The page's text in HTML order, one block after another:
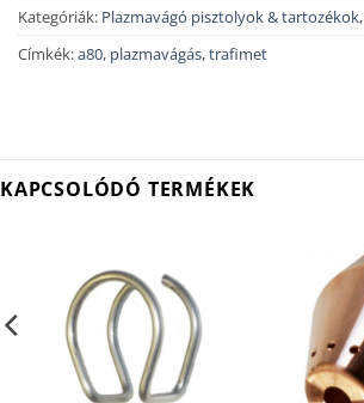
Kategóriák: Plazmavágó pisztolyok & tartozékok,
Címkék:a80, plazmavágás,trafimet
KAPCSOLÓDÓ TERMÉKEK